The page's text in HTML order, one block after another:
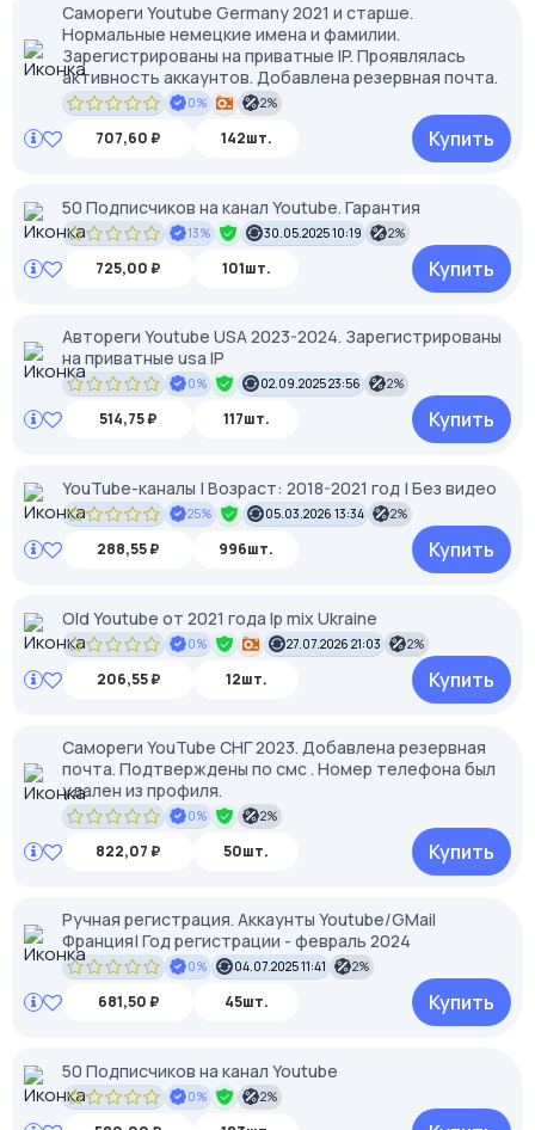
Самореги Youtube Germany 2021 и старше.
Нормальные немецкие имена и фамилии.
Зарегистрированы на приватные IP. Проявлялась
активность аккаунтов. Добавлена резервная почта.
0% 2%
707,60 ₽ 142шт. Купить
50 Подписчиков на канал Youtube. Гарантия
13% 30.05.2025 10:19 2%
725,00 ₽ 101шт. Купить
Автореги Youtube USA 2023-2024. Зарегистрированы
на приватные usa IP
0% 02.09.2025 23:56 2%
514,75 ₽ 117шт. Купить
YouTube-каналы | Возраст: 2018-2021 год | Без видео
25% 05.03.2026 13:34 2%
288,55 ₽ 996шт. Купить
Old Youtube от 2021 года Ip mix Ukraine
0% 27.07.2026 21:03 2%
206,55 ₽ 12шт. Купить
Самореги YouTube СНГ 2023. Добавлена резервная
почта. Подтверждены по смс . Номер телефона был
удален из профиля.
0% 2%
822,07 ₽ 50шт. Купить
Ручная регистрация. Аккаунты Youtube/GMail
Франция| Год регистрации - февраль 2024
0% 04.07.2025 11:41 2%
681,50 ₽ 45шт. Купить
50 Подписчиков на канал Youtube
0% 2%